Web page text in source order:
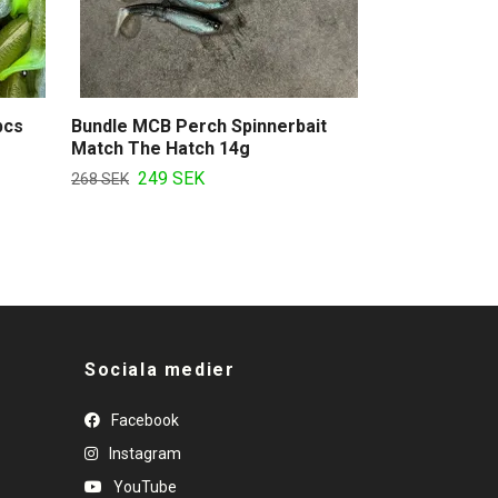
Bundle MCB Perch Spinnerbait
Match The Hatch 14g
268 SEK 249 SEK
Sociala medier
Facebook
Instagram
YouTube